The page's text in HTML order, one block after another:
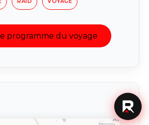
RAID VOYAGE
programme du voyage